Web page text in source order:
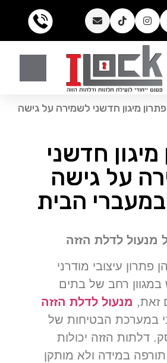
פתרון מיגון חדשני לשמירה על גישה
מיגון חדשני
על גישה
הבית
מנעול לדלת הזזה
פתרון עיצובי מודרני
רחב של בתים
זאת, מנעול לדלת הזזה
במערכת הבטיחות של
דלתות הזזה יכולות
תורפה במידה ולא מותקן